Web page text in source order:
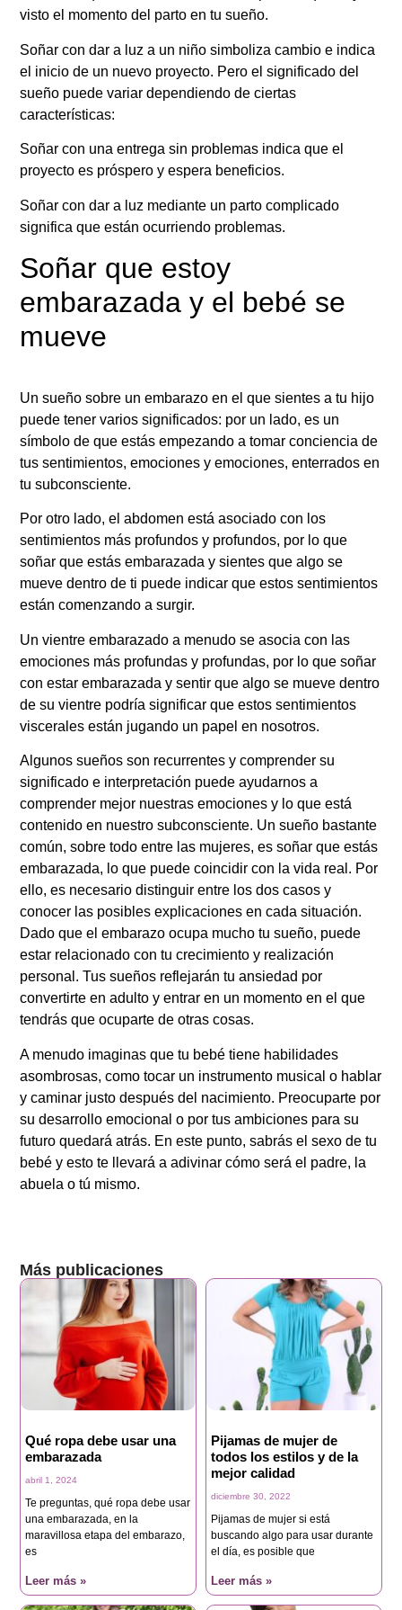
visto el momento del parto en tu sueño.
Soñar con dar a luz a un niño simboliza cambio e indica
el inicio de un nuevo proyecto. Pero el significado del
sueño puede variar dependiendo de ciertas
características:
Soñar con una entrega sin problemas indica que el
proyecto es próspero y espera beneficios.
Soñar con dar a luz mediante un parto complicado
significa que están ocurriendo problemas.
Soñar que estoy
embarazada y el bebé se
mueve
Un sueño sobre un embarazo en el que sientes a tu hijo
puede tener varios significados: por un lado, es un
símbolo de que estás empezando a tomar conciencia de
tus sentimientos, emociones y emociones, enterrados en
tu subconsciente.
Por otro lado, el abdomen está asociado con los
sentimientos más profundos y profundos, por lo que
soñar que estás embarazada y sientes que algo se
mueve dentro de ti puede indicar que estos sentimientos
están comenzando a surgir.
Un vientre embarazado a menudo se asocia con las
emociones más profundas y profundas, por lo que soñar
con estar embarazada y sentir que algo se mueve dentro
de su vientre podría significar que estos sentimientos
viscerales están jugando un papel en nosotros.
Algunos sueños son recurrentes y comprender su
significado e interpretación puede ayudarnos a
comprender mejor nuestras emociones y lo que está
contenido en nuestro subconsciente. Un sueño bastante
común, sobre todo entre las mujeres, es soñar que estás
embarazada, lo que puede coincidir con la vida real. Por
ello, es necesario distinguir entre los dos casos y
conocer las posibles explicaciones en cada situación.
Dado que el embarazo ocupa mucho tu sueño, puede
estar relacionado con tu crecimiento y realización
personal. Tus sueños reflejarán tu ansiedad por
convertirte en adulto y entrar en un momento en el que
tendrás que ocuparte de otras cosas.
A menudo imaginas que tu bebé tiene habilidades
asombrosas, como tocar un instrumento musical o hablar
y caminar justo después del nacimiento. Preocuparte por
su desarrollo emocional o por tus ambiciones para su
futuro quedará atrás. En este punto, sabrás el sexo de tu
bebé y esto te llevará a adivinar cómo será el padre, la
abuela o tú mismo.
Más publicaciones
Qué ropa debe usar una
embarazada
abril 1, 2024
Te preguntas, qué ropa debe usar
una embarazada, en la
maravillosa etapa del embarazo,
es
Leer más »
Pijamas de mujer de
todos los estilos y de la
mejor calidad
diciembre 30, 2022
Pijamas de mujer si está
buscando algo para usar durante
el día, es posible que
Leer más »